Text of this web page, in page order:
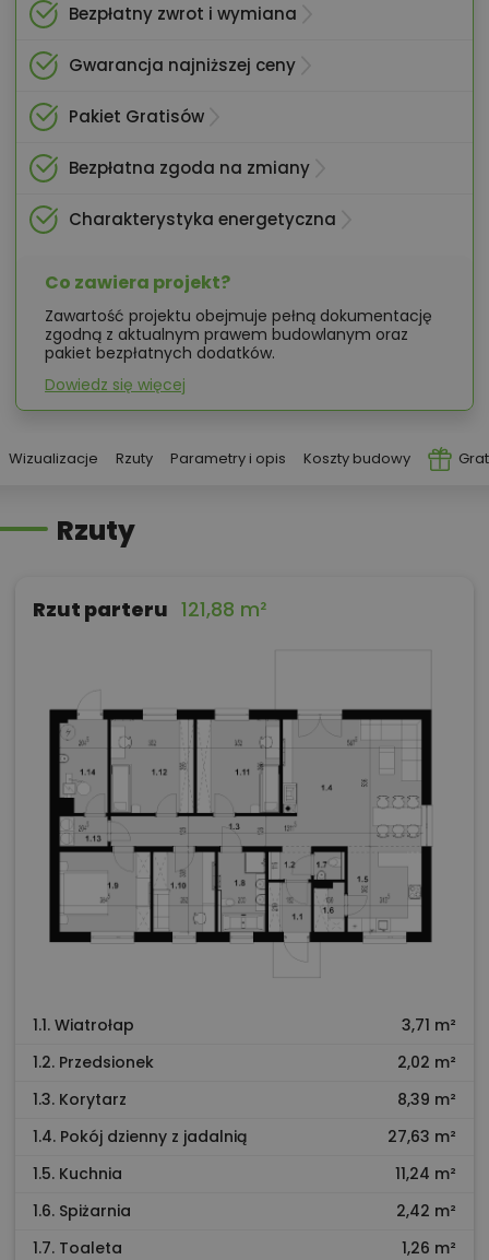
Bezpłatny zwrot i wymiana
Gwarancja najniższej ceny
Pakiet Gratisów
Bezpłatna zgoda na zmiany
Charakterystyka energetyczna
Co zawiera projekt?
Zawartość projektu obejmuje pełną dokumentację
zgodną z aktualnym prawem budowlanym oraz
pakiet bezpłatnych dodatków.
Dowiedz się więcej
Wizualizacje Rzuty Parametry i opis Koszty budowy
Rzuty
Rzut parteru 121,88 m²
1.1. Wiatrołap
3,71 m²
1.2. Przedsionek
2,02 m²
1.3. Korytarz
8,39 m²
1.4. Pokój dzienny z jadalnią
27,63 m²
1.5. Kuchnia
11,24 m²
1.6. Spiżarnia
2,42 m²
1.7. Toaleta
1,26 m²